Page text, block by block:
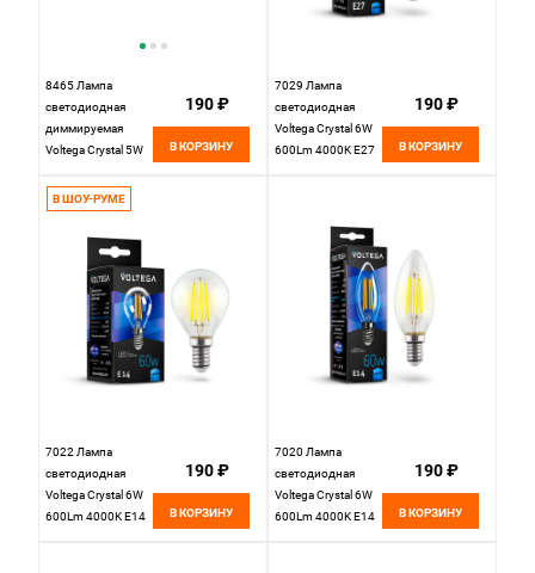
8465 Лампа
светодиодная
диммируемая
Voltega Crystal 5W
190 ₽
В КОРЗИНУ
7029 Лампа
светодиодная
Voltega Crystal 6W
600Lm 4000K E27
190 ₽
В КОРЗИНУ
В ШОУ-РУМЕ
7022 Лампа
светодиодная
Voltega Crystal 6W
600Lm 4000K E14
190 ₽
В КОРЗИНУ
7020 Лампа
светодиодная
Voltega Crystal 6W
600Lm 4000K E14
190 ₽
В КОРЗИНУ